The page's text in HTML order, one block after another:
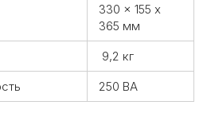
330 x 155 x
365 мм
9,2 кг
250 ВА